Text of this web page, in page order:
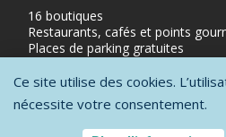
16 boutiques
Restaurants, cafés et points
Places de parking gratuites
Protection de la vie privée-Conditions
Ce site utilise des cookies.
nécessite votre consentement.